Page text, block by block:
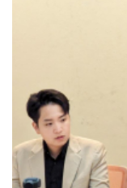
擔任已棄保潛逃的國
組還有檢調長時間交
黨在12日記者會中，
商，所以才導致這場
黨自清，柯文哲受訪
指出，端木正已經和
業於東吳大學會計系
克索大學（Drexel
會計師、民眾黨不分
台北市政府有股份的